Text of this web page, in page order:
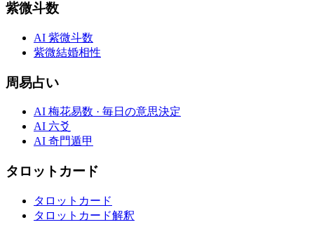
紫微斗数
AI 紫微斗数
紫微結婚相性
周易占い
AI 梅花易数 · 毎日の意思決定
AI 六爻
AI 奇門遁甲
タロットカード
タロットカード
タロットカード解釈